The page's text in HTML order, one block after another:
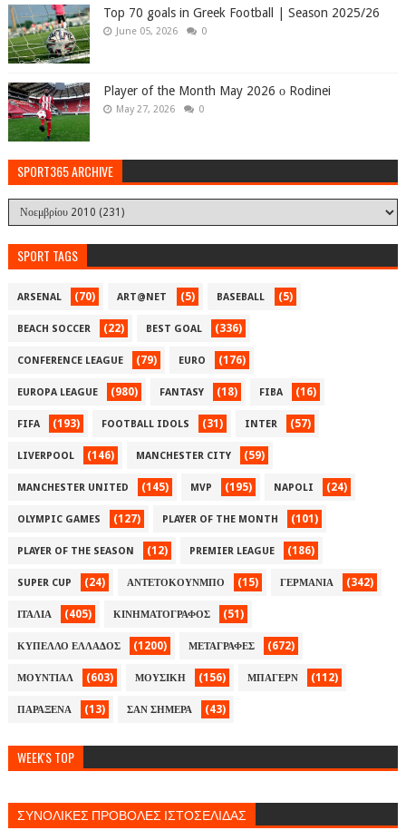
Top 70 goals in Greek Football | Season 2025/26
June 05, 2026 0
Player of the Month May 2026 ο Rodinei
May 27, 2026 0
SPORT365 ARCHIVE
SPORT TAGS
ARSENAL (70) ART@NET (5) BASEBALL (5)
BEACH SOCCER (22) BEST GOAL (336)
CONFERENCE LEAGUE (79) EURO (176)
EUROPA LEAGUE (980) FANTASY (18) FIBA (16)
FIFA (193) FOOTBALL IDOLS (31) INTER (57)
LIVERPOOL (146) MANCHESTER CITY (59)
MANCHESTER UNITED (145) MVP (195) NAPOLI (24)
OLYMPIC GAMES (127) PLAYER OF THE MONTH (101)
PLAYER OF THE SEASON (12) PREMIER LEAGUE (186)
SUPER CUP (24) ΑΝΤΕΤΟΚΟΥΝΜΠΟ (15) ΓΕΡΜΑΝΙΑ (342)
ΙΤΑΛΙΑ (405) ΚΙΝΗΜΑΤΟΓΡΑΦΟΣ (51)
ΚΥΠΕΛΛΟ ΕΛΛΑΔΟΣ (1200) ΜΕΤΑΓΡΑΦΕΣ (672)
ΜΟΥΝΤΙΑΛ (603) ΜΟΥΣΙΚΗ (156) ΜΠΑΓΕΡΝ (112)
ΠΑΡΑΞΕΝΑ (13) ΣΑΝ ΣΗΜΕΡΑ (43)
WEEK'S TOP
ΣΥΝΟΛΙΚΕΣ ΠΡΟΒΟΛΕΣ ΙΣΤΟΣΕΛΙΔΑΣ